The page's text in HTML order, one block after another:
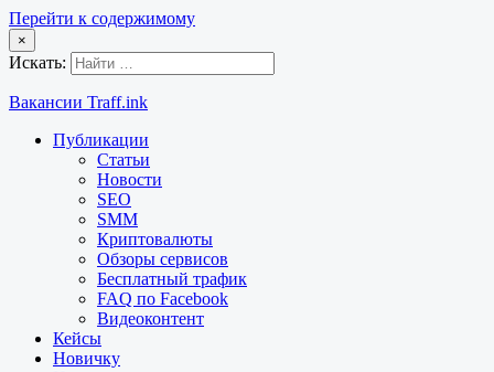
Перейти к содержимому
×
Искать:
Вакансии Traff.ink
Публикации
Статьи
Новости
SEO
SMM
Криптовалюты
Обзоры сервисов
Бесплатный трафик
FAQ по Facebook
Видеоконтент
Кейсы
Новичку